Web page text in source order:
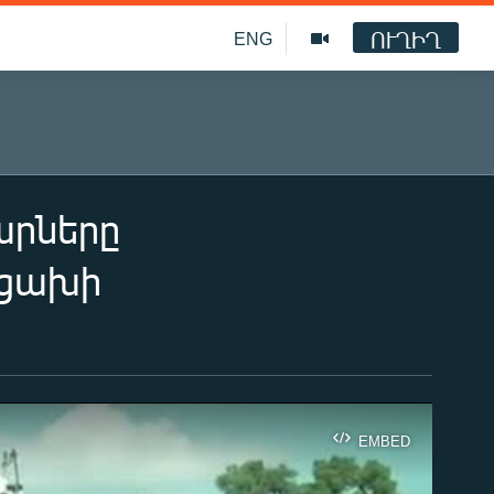
ENG ՈՒՂԻՂ
EMBED